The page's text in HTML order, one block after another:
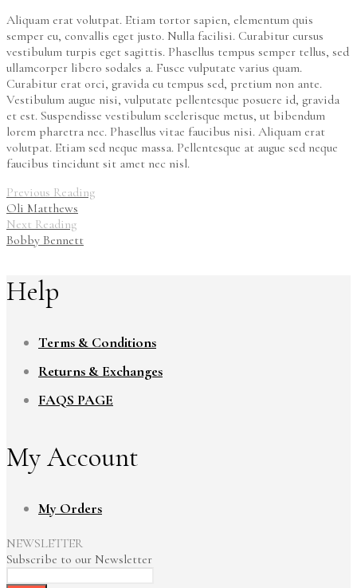
Aliquam erat volutpat. Etiam tortor sapien, elementum quis
semper eu, convallis eget justo. Nulla facilisi. Curabitur cursus
vestibulum turpis eget sagittis. Phasellus tempus semper tellus, sed
ullamcorper libero sodales a. Fusce vulputate varius quam.
Curabitur erat orci, gravida eu tempus sed, pretium non ante.
Vestibulum augue nisi, vulputate pellentesque posuere id, gravida
et est. Suspendisse vestibulum scelerisque metus, ut bibendum
lorem pharetra nec. Phasellus vitae faucibus nisi. Aliquam erat
volutpat. Etiam sed neque massa. Pellentesque at augue sed neque
faucibus tincidunt sit amet nec nisl.
Previous Reading
Oli Matthews
Next Reading
Bobby Bennett
Help
Terms & Conditions
Returns & Exchanges
FAQS PAGE
My Account
My Orders
NEWSLETTER
Subscribe to our Newsletter